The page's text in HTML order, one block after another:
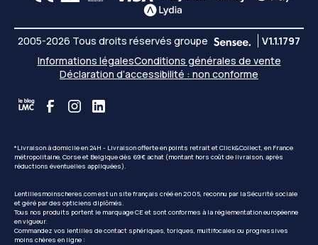
2005-2026 Tous droits réservés groupe
V1.1.1797
Informations légalesConditions générales de vente
Déclaration d’accessibilité : non conforme
*Livraison à domicile en 24H - Livraison offerte en points retrait et Click&Collect, en France
métropolitaine, Corse et Belgique dès 69€ achat (montant hors coût de livraison, après
réductions éventuelles appliquées).
Lentillesmoinscheres.com est un site français créé en 2005, reconnu par la Sécurité sociale
et géré par des opticiens diplômés.
Tous nos produits portent le marquage CE et sont conformes à la réglementation européenne
en vigueur.
Commandez vos lentilles de contact sphériques, toriques, multifocales ou progressives
moins chères en ligne :